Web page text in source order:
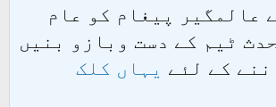
عالمگیر پیغام کو عام
ٹیم کے دست وبازو بنیں
کے لئے یہاں کلک